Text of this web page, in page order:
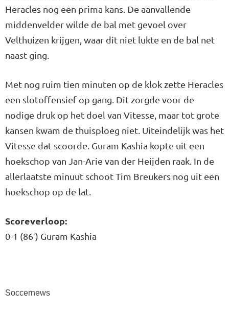
Heracles nog een prima kans. De aanvallende
middenvelder wilde de bal met gevoel over
Velthuizen krijgen, waar dit niet lukte en de bal net
naast ging.
Met nog ruim tien minuten op de klok zette Heracles
een slotoffensief op gang. Dit zorgde voor de
nodige druk op het doel van Vitesse, maar tot grote
kansen kwam de thuisploeg niet. Uiteindelijk was het
Vitesse dat scoorde. Guram Kashia kopte uit een
hoekschop van Jan-Arie van der Heijden raak. In de
allerlaatste minuut schoot Tim Breukers nog uit een
hoekschop op de lat.
Scoreverloop:
0-1 (86′) Guram Kashia
Soccernews